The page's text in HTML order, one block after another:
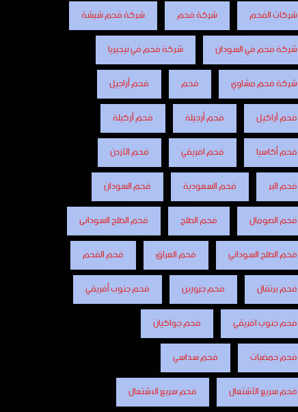
شركات الفحم
شركة فحم
شركة فحم شيشة
شركة فحم في السودان
شركة فحم في نيجيريا
شركة فحم مشاوي
فحم
فحم أراجيل
فحم أراكيل
فحم أرجيلة
فحم أركيلة
فحم أكاسيا
فحم افريقي
فحم الأردن
فحم البر
فحم السعودية
فحم السودان
فحم الصومال
فحم الطلح
فحم الطلح السودانى
فحم الطلح السوداني
فحم العراق
فحم الفحم
فحم برتقال
فحم جزورين
فحم جنوب أفريقي
فحم جنوب افريقي
فحم جواكيان
فحم حمضيات
فحم سداسي
فحم سريع الأشتعال
فحم سريع الاشتعال